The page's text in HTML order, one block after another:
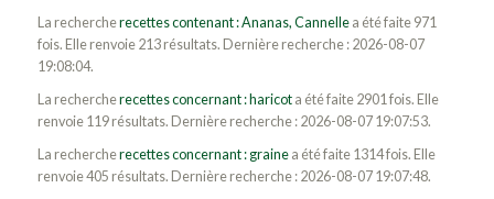
La rechercherecettes contenant : Ananas, Cannellea été faite 971
fois. Elle renvoie 213 résultats. Dernière recherche : 2026-08-07
19:08:04.
La rechercherecettes concernant : haricota été faite 2901 fois. Elle
renvoie 119 résultats. Dernière recherche : 2026-08-07 19:07:53.
La rechercherecettes concernant : grainea été faite 1314 fois. Elle
renvoie 405 résultats. Dernière recherche : 2026-08-07 19:07:48.